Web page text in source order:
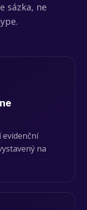
sázka, ne
evidenční
na